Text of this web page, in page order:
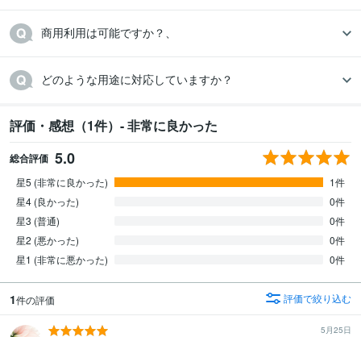
商用利用は可能ですか？、
どのような用途に対応していますか？
評価・感想（1件）- 非常に良かった
総合評価 5.0
星5 (非常に良かった)
1件
星4 (良かった)
0件
星3 (普通)
0件
星2 (悪かった)
0件
星1 (非常に悪かった)
0件
1件の評価 評価で絞り込む
5月25日